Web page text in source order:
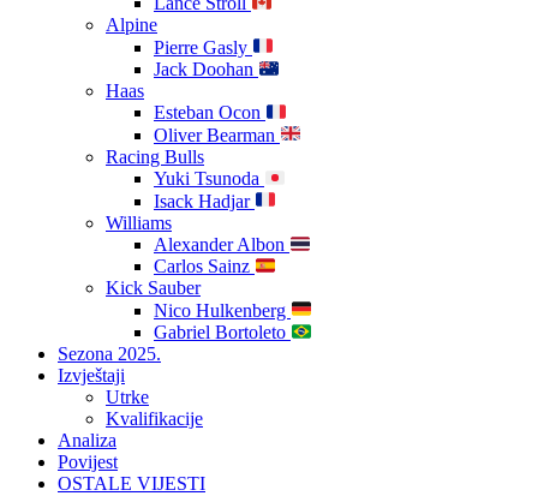
Alpine
Pierre Gasly
Jack Doohan
Haas
Esteban Ocon
Oliver Bearman
Racing Bulls
Yuki Tsunoda
Isack Hadjar
Williams
Alexander Albon
Carlos Sainz
Kick Sauber
Nico Hulkenberg
Gabriel Bortoleto
Sezona 2025.
Izvještaji
Utrke
Kvalifikacije
Analiza
Povijest
OSTALE VIJESTI